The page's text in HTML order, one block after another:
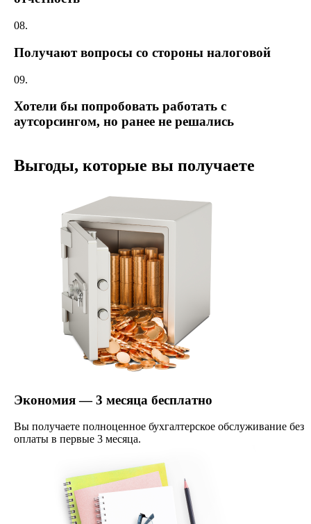
08.
Получают вопросы со стороны налоговой
09.
Хотели бы попробовать работать с
аутсорсингом, но ранее не решались
Выгоды, которые вы получаете
Экономия — 3 месяца бесплатно
Вы получаете полноценное бухгалтерское обслуживание без
оплаты в первые 3 месяца.